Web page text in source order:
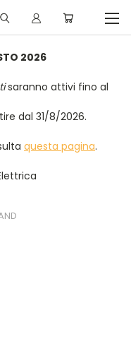
2026
saranno attivi fino al
dal 31/8/2026.
questa pagina.